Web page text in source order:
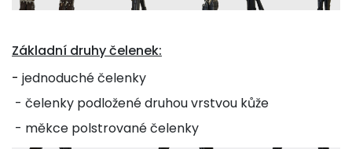
Základní druhy čelenek:
- jednoduché čelenky
- čelenky podložené druhou vrstvou kůže
- měkce polstrované čelenky